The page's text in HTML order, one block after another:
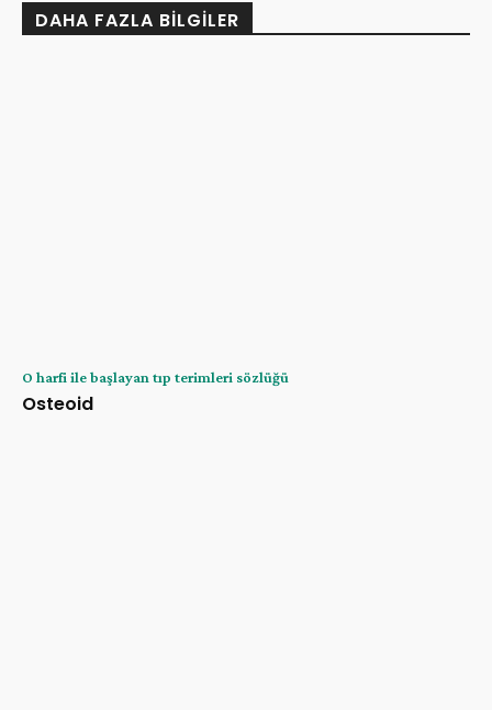
DAHA FAZLA BILGILER
O harfi ile başlayan tıp terimleri sözlüğü
Osteoid